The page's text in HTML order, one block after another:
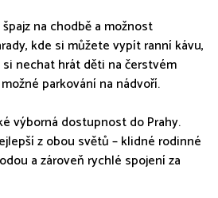
na chodbě a možnost
kde si můžete vypít ranní kávu,
nechat hrát děti na čerstvém
parkování na nádvoří.
výborná dostupnost do Prahy.
z obou světů – klidné rodinné
a zároveň rychlé spojení za